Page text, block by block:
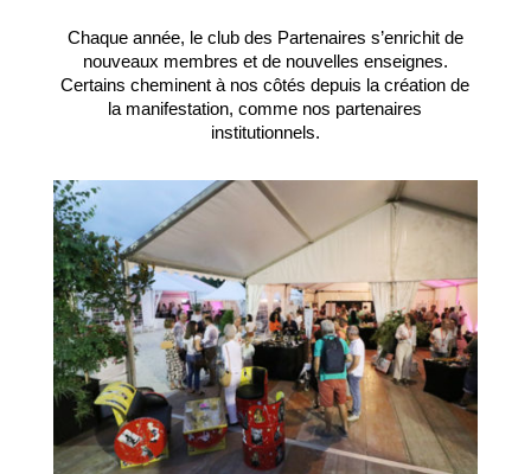
Chaque année, le club des Partenaires s’enrichit de
nouveaux membres et de nouvelles enseignes.
Certains cheminent à nos côtés depuis la création de
la manifestation, comme nos partenaires
institutionnels.